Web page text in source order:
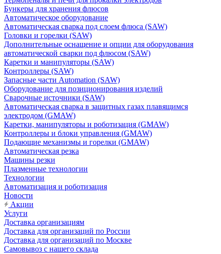
Бункеры для хранения флюсов
Автоматическое оборудование
Автоматическая сварка под слоем флюса (SAW)
Головки и горелки (SAW)
Дополнительные оснащение и опции для оборудования
автоматической сварки под флюсом (SAW)
Каретки и манипуляторы (SAW)
Контроллеры (SAW)
Запасные части Automation (SAW)
Оборудование для позиционирования изделий
Сварочные источники (SAW)
Автоматическая сварка в защитных газах плавящимся
электродом (GMAW)
Каретки, манипуляторы и роботизация (GMAW)
Контроллеры и блоки управления (GMAW)
Подающие механизмы и горелки (GMAW)
Автоматическая резка
Машины резки
Плазменные технологии
Технологии
Автоматизация и роботизация
Новости
Акции
Услуги
Доставка организациям
Доставка для организаций по России
Доставка для организаций по Москве
Самовывоз с нашего склада